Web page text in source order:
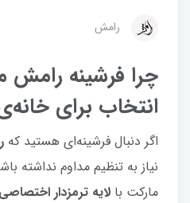
رامش
چرا فرشینه رامش
انتخاب برای
اگر دنبال فرشینه‌ای هستید که
نیاز به تنظیم مداوم نداشته
مارکت با لایه ترمزدار اختصاصی